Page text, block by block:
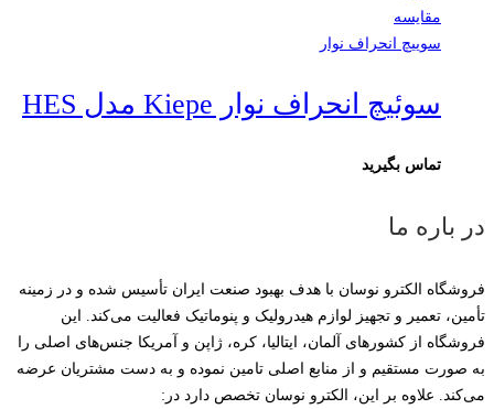
مقایسه
سوییچ انحراف نوار
سوئیچ انحراف نوار Kiepe مدل HES
تماس بگیرید
در باره ما
فروشگاه الکترو نوسان با هدف بهبود صنعت ایران تأسیس شده و در زمینه
تأمین، تعمیر و تجهیز لوازم هیدرولیک و پنوماتیک فعالیت می‌کند. این
فروشگاه از کشورهای آلمان، ایتالیا، کره، ژاپن و آمریکا جنس‌های اصلی را
به صورت مستقیم و از منابع اصلی تامین نموده و به دست مشتریان عرضه
می‌کند. علاوه بر این، الکترو نوسان تخصص دارد در: